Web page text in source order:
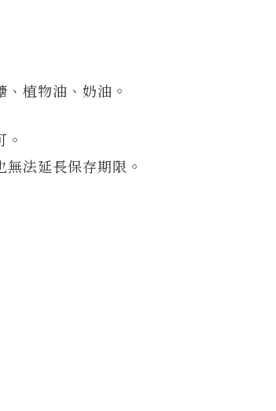
植物油、奶油。
法延長保存期限。